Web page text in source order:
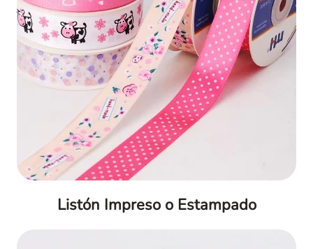
Listón Impreso o Estampado